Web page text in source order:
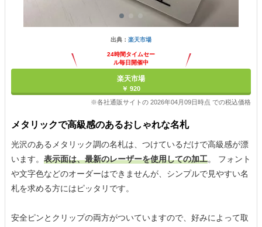
出典： 楽天市場
24時間タイムセー
ル毎日開催中
楽天市場
￥ 920
※各社通販サイトの 2026年04月09日時点 での税込価格
メタリックで高級感のあるおしゃれな名札
光沢のあるメタリック調の名札は、つけているだけで高級感が漂
います。 表示面は、最新のレーザーを使用しての加工。 フォント
や文字色などのオーダーはできませんが、シンプルで見やすい名
札を求める方にはピッタリです。
安全ピンとクリップの両方がついていますので、好みによって取